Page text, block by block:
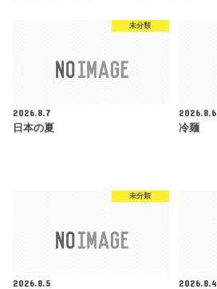
未分類
2026.8.7
日本の夏
2026.8.6
冷麺
未分類
2026.8.5
2026.8.4